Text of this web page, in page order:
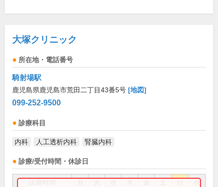
大塚クリニック
所在地・電話番号
騎射場駅
鹿児島県鹿児島市荒田二丁目43番5号 [地図]
099-252-9500
診療科目
内科 人工透析内科 腎臓内科
診療/受付時間・休診日
祝